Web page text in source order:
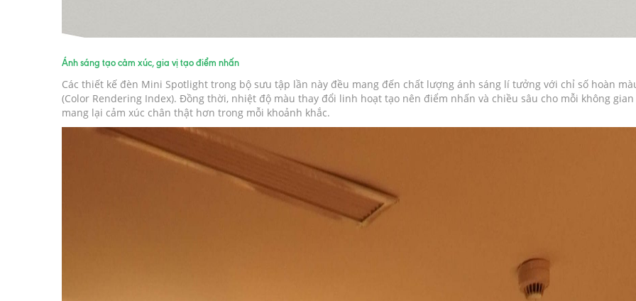
Ánh sáng tạo cảm xúc, gia vị tạo điểm nhấn
Các thiết kế đèn Mini Spotlight trong bộ sưu tập lần này đều mang đến chất lượng ánh sáng lí tưởng với chỉ số hoàn
(Color Rendering Index). Đồng thời, nhiệt độ màu thay đổi linh hoạt tạo nên điểm nhấn và chiều sâu cho mỗi không gian
mang lại cảm xúc chân thật hơn trong mỗi khoảnh khắc.